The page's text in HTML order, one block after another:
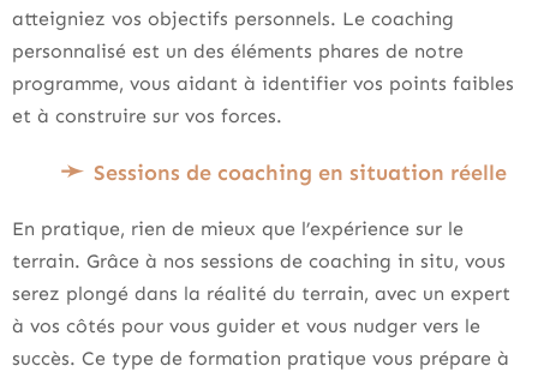
atteigniez vos objectifs personnels. Le coaching
personnalisé est un des éléments phares de notre
programme, vous aidant à identifier vos points faibles
et à construire sur vos forces.
Sessions de coaching en situation réelle
En pratique, rien de mieux que l’expérience sur le
terrain. Grâce à nos sessions de coaching in situ, vous
serez plongé dans la réalité du terrain, avec un expert
à vos côtés pour vous guider et vous nudger vers le
succès. Ce type de formation pratique vous prépare à